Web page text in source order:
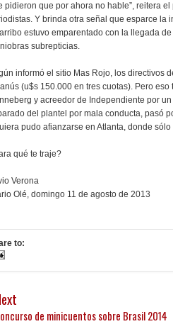
pidieron que por ahora no hable”, reitera
Y brinda otra señal que esparce la
estuvo emparentado con la llegada de
subrepticias.
informó el sitio Mas Rojo, los directivos
(u$s 150.000 en tres cuotas). Pero
y acreedor de Independiente por
del plantel por mala conducta, pasó
pudo afianzarse en Atlanta, donde
qué te traje?
Verona
Olé, domingo 11 de agosto de 2013
to:
de minicuentos sobre Brasil 2014